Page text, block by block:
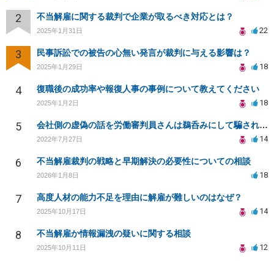
2 不当解雇に関する裁判で企業が取るべき対応とは？
2025年1月31日 22
3 民事訴訟での被告の心無い発言が裁判に与える影響は？
2025年1月29日 18
4 復職後の成功率や報復人事の事例について教えてください
2025年1月2日 18
5 会社側の虚偽の話を労働審判員さんは鵜呑みにして騙されてしまいました。
2022年7月27日 14
6 不当解雇裁判の戦略と早期解決の必要性についての相談
2026年1月8日 18
7 高度人材の能力不足を理由に解雇が難しいのはなぜ？
2025年10月17日 14
8 不当解雇か情報漏洩の疑いに関する相談
2025年10月11日 12